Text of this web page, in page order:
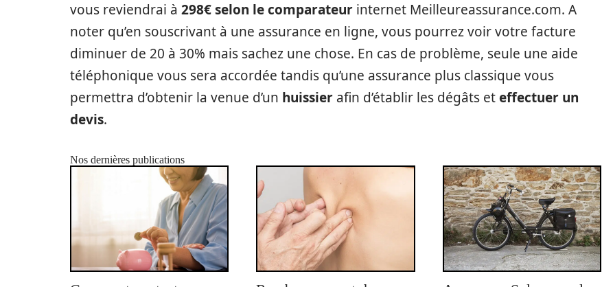
vous reviendrai à 298€ selon le comparateur internet Meilleureassurance.com. A
noter qu’en souscrivant à une assurance en ligne, vous pourrez voir votre facture
diminuer de 20 à 30% mais sachez une chose. En cas de problème, seule une aide
téléphonique vous sera accordée tandis qu’une assurance plus classique vous
permettra d’obtenir la venue d’un huissier afin d’établir les dégâts eteffectuer un
devis.
Nos dernières publications